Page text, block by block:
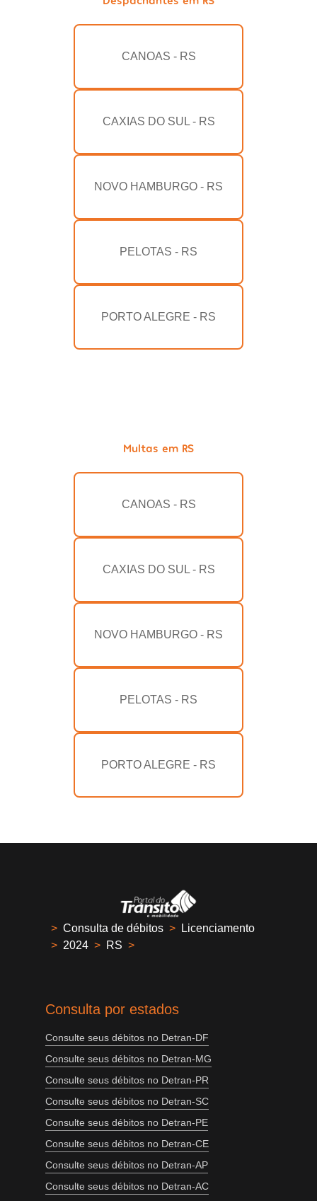
CANOAS - RS
CAXIAS DO SUL - RS
NOVO HAMBURGO - RS
PELOTAS - RS
PORTO ALEGRE - RS
Multas em RS
CANOAS - RS
CAXIAS DO SUL - RS
NOVO HAMBURGO - RS
PELOTAS - RS
PORTO ALEGRE - RS
> Consulta de débitos >
Licenciamento
> 2024 > RS >
Consulta por estados
Consulte seus débitos no Detran-DF
Consulte seus débitos no Detran-MG
Consulte seus débitos no Detran-PR
Consulte seus débitos no Detran-SC
Consulte seus débitos no Detran-PE
Consulte seus débitos no Detran-CE
Consulte seus débitos no Detran-AP
Consulte seus débitos no Detran-AC